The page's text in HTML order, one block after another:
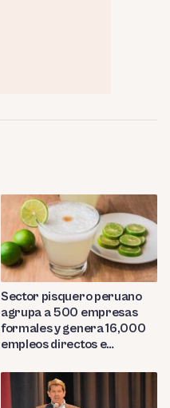
Sector pisquero peruano
agrupa a 500 empresas
formales y genera 16,000
empleos directos e